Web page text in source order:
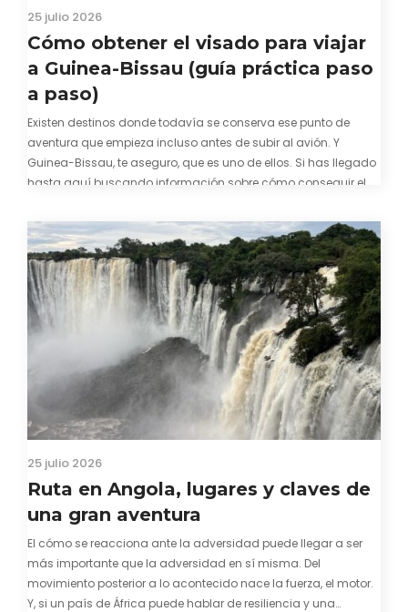
25 julio 2026
Cómo obtener el visado para viajar
a Guinea-Bissau (guía práctica paso
a paso)
Existen destinos donde todavía se conserva ese punto de
aventura que empieza incluso antes de subir al avión. Y
Guinea-Bissau, te aseguro, que es uno de ellos. Si has llegado
hasta aquí buscando información sobre cómo conseguir el
hayas encontrado con que…
25 julio 2026
Ruta en Angola, lugares y claves de
una gran aventura
El cómo se reacciona ante la adversidad puede llegar a ser
más importante que la adversidad en sí misma. Del
movimiento posterior a lo acontecido nace la fuerza, el motor.
Y, si un país de África puede hablar de resiliencia y una